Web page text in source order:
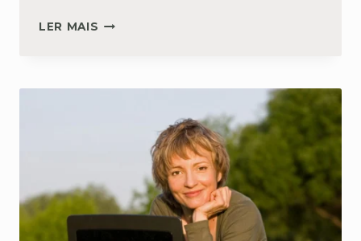
LER MAIS ROSÁCEA:
DE